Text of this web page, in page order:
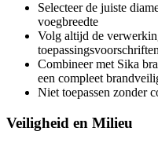
Selecteer de juiste
voegbreedte
Volg altijd de
toepassingsvoorschriften
Combineer met Sika
een compleet
Niet toepassen zonder
Veiligheid en Milieu